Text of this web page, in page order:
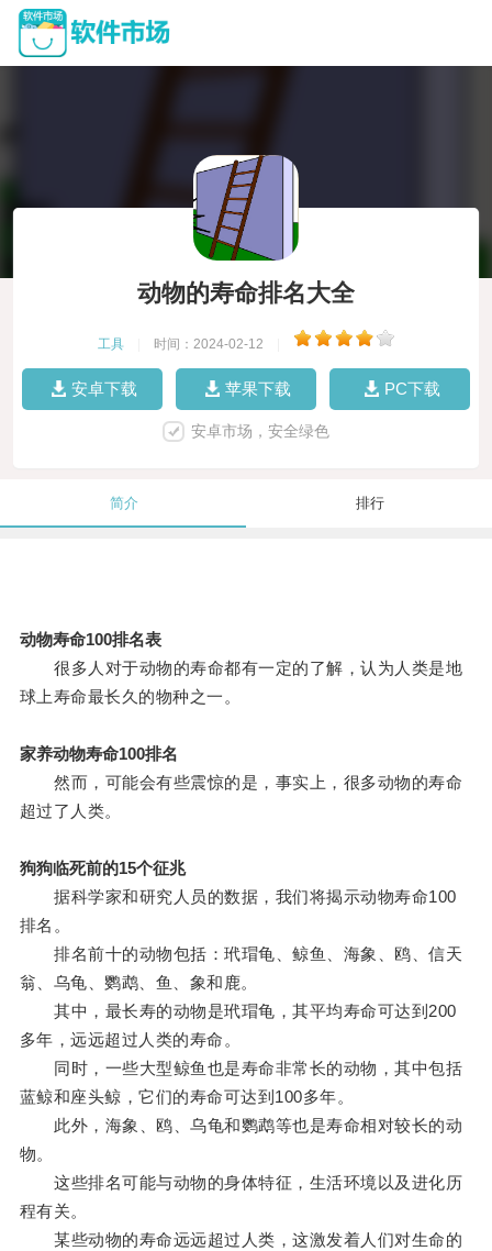
动物的寿命排名大全
工具 时间：2024-02-12
安卓下载 苹果下载 PC下载
安卓市场，安全绿色
简介 排行
动物寿命100排名表
很多人对于动物的寿命都有一定的了解，认为人类是地
球上寿命最长久的物种之一。
家养动物寿命100排名
然而，可能会有些震惊的是，事实上，很多动物的寿命
超过了人类。
狗狗临死前的15个征兆
据科学家和研究人员的数据，我们将揭示动物寿命100
排名。
排名前十的动物包括：玳瑁龟、鲸鱼、海象、鸥、信天
翁、乌龟、鹦鹉、鱼、象和鹿。
其中，最长寿的动物是玳瑁龟，其平均寿命可达到200
多年，远远超过人类的寿命。
同时，一些大型鲸鱼也是寿命非常长的动物，其中包括
蓝鲸和座头鲸，它们的寿命可达到100多年。
此外，海象、鸥、乌龟和鹦鹉等也是寿命相对较长的动
物。
这些排名可能与动物的身体特征，生活环境以及进化历
程有关。
某些动物的寿命远远超过人类，这激发着人们对生命的